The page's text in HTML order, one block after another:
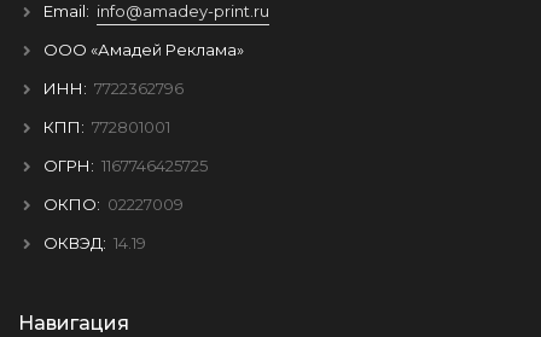
Email: info@amadey-print.ru
ООО «Амадей Реклама»
ИНН: 7722362796
КПП: 772801001
ОГРН: 1167746425725
ОКПО: 02227009
ОКВЭД: 14.19
Навигация